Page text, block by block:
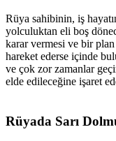
Rüya sahibinin, iş
yolculuktan eli boş
karar vermesi ve bir
hareket ederse içinde
ve çok zor zamanlar
elde edileceğine işaret
Rüyada Sarı